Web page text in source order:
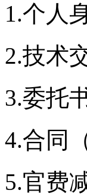
1.个人
2.技术
3.委托
4.合同
5.官费